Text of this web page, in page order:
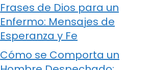
Frases de Dios para un
Enfermo: Mensajes de
Esperanza y Fe
Cómo se Comporta un